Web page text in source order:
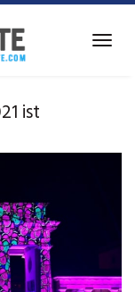
ist